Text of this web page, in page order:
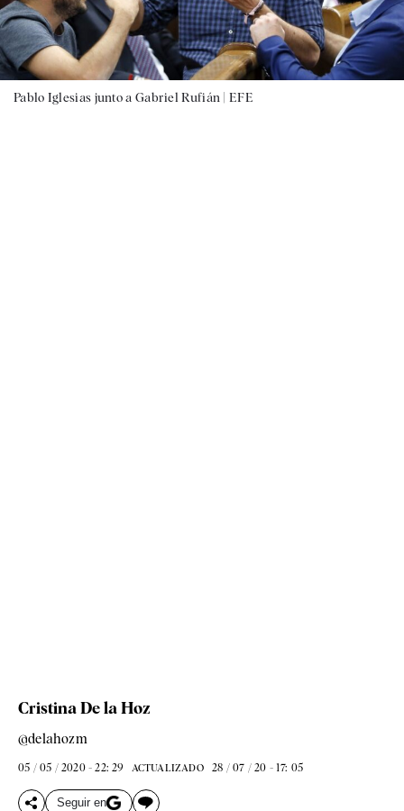
Pablo Iglesias junto a Gabriel Rufián |EFE
Cristina De la Hoz
@delahozm
05 / 05 / 2020 - 22: 29 ACTUALIZADO 28 / 07 / 20 - 17: 05
Seguir en